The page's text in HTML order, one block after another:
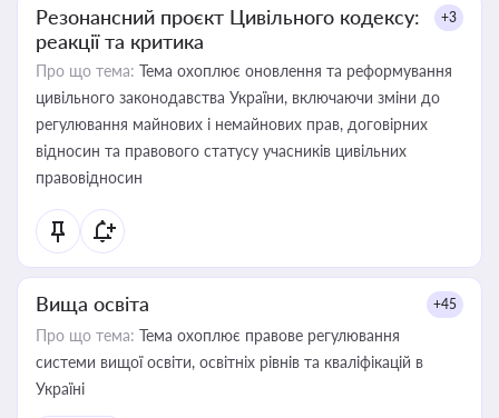
Резонансний проєкт Цивільного кодексу:
реакції та критика
+3
Про що тема: Тема охоплює оновлення та реформування
цивільного законодавства України, включаючи зміни до
регулювання майнових і немайнових прав, договірних
відносин та правового статусу учасників цивільних
правовідносин
Вища освіта +45
Про що тема: Тема охоплює правове регулювання
системи вищої освіти, освітніх рівнів та кваліфікацій в
Україні